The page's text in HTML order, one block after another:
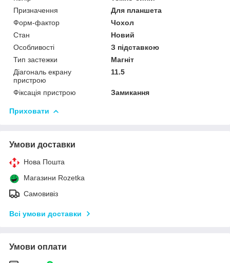
Призначення
Для планшета
Форм-фактор
Чохол
Стан
Новий
Особливості
З підставкою
Тип застежки
Магніт
Діагональ екрану
пристрою
11.5
Фіксація пристрою Замикання
Приховати
Умови доставки
Нова Пошта
Магазини Rozetka
Самовивіз
Всі умови доставки
Умови оплати